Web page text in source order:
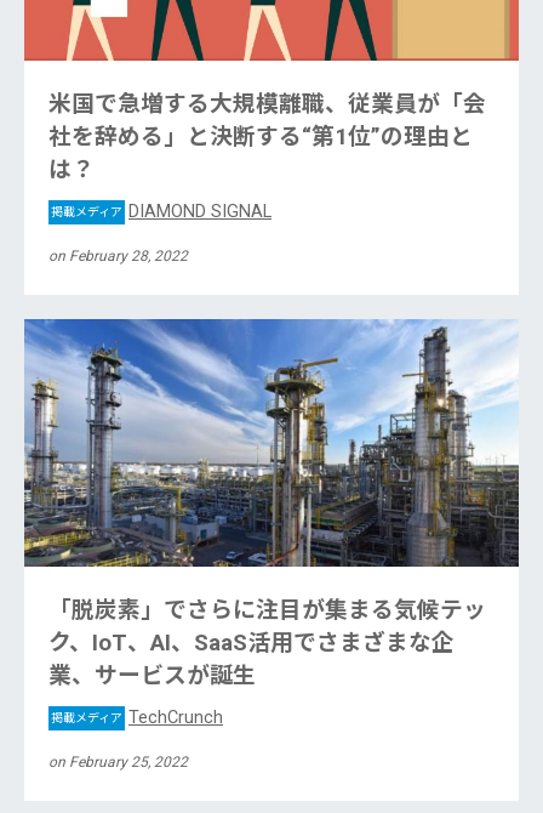
米国で急増する大規模離職、従業員が「会
社を辞める」と決断する“第1位”の理由と
は？
掲載メディア DIAMOND SIGNAL
on February 28, 2022
「脱炭素」でさらに注目が集まる気候テッ
ク、IoT、AI、SaaS活用でさまざまな企
業、サービスが誕生
掲載メディア TechCrunch
on February 25, 2022